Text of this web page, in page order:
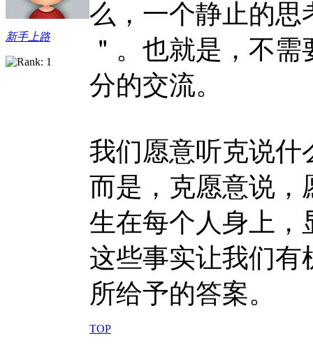
新手上路
么，一个静止的思
＂。也就是，不
分的交流。
我们愿意听克说什
而是，克愿意说，
生在每个人身上，
这些事实让我们有
所给予的答案。
TOP